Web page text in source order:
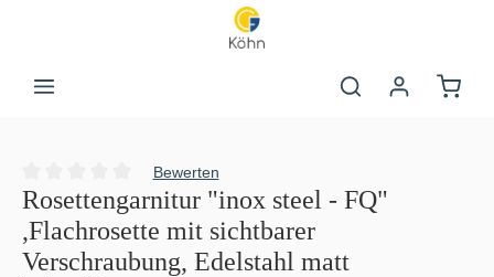
Durchschnittliche Bewertung von 0 von 5 Sternen
Bewerten
Rosettengarnitur "inox steel - FQ"
,Flachrosette mit sichtbarer
Verschraubung, Edelstahl matt